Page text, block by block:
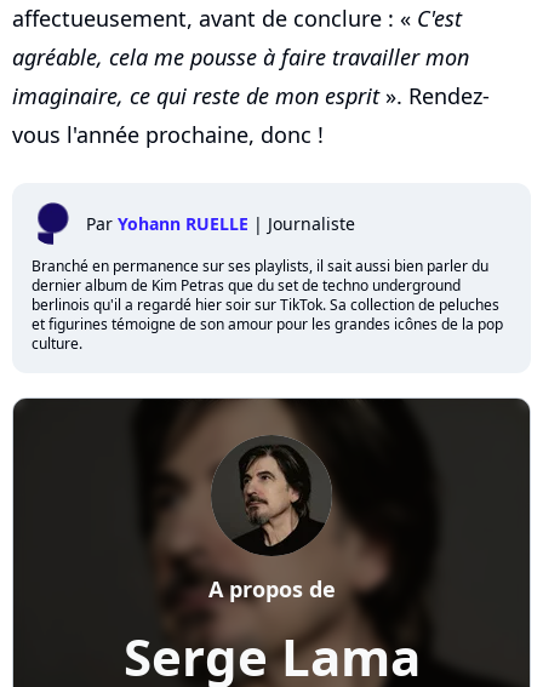
affectueusement, avant de conclure : « C'est
agréable, cela me pousse à faire travailler mon
imaginaire, ce qui reste de mon esprit». Rendez-
vous l'année prochaine, donc !
Par Yohann RUELLE | Journaliste
Branché en permanence sur ses playlists, il sait aussi bien parler du
dernier album de Kim Petras que du set de techno underground
berlinois qu'il a regardé hier soir sur TikTok. Sa collection de peluches
et figurines témoigne de son amour pour les grandes icônes de la pop
culture.
Serge Lama
A propos de